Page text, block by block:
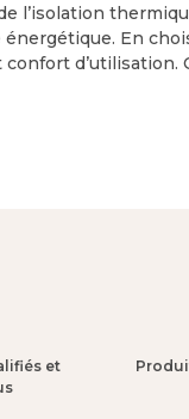
l’isolation
En
et